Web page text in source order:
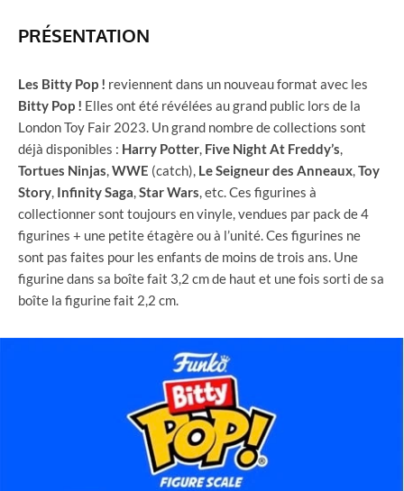
PRÉSENTATION
Les Bitty Pop ! reviennent dans un nouveau format avec les
Bitty Pop ! Elles ont été révélées au grand public lors de la
London Toy Fair 2023. Un grand nombre de collections sont
déjà disponibles : Harry Potter Five Night At Freddy’s
Tortues Ninjas WWE (catch), LeSeigneur des Anneaux Toy
Story Infinity Saga Star Wars , etc. Ces figurines à
collectionner sont toujours en vinyle, vendues par pack de 4
figurines + une petite étagère ou à l’unité. Ces figurines ne
sont pas faites pour les enfants de moins de trois ans. Une
figurine dans sa boîte fait 3,2 cm de haut et une fois sorti de sa
boîte la figurine fait 2,2 cm.